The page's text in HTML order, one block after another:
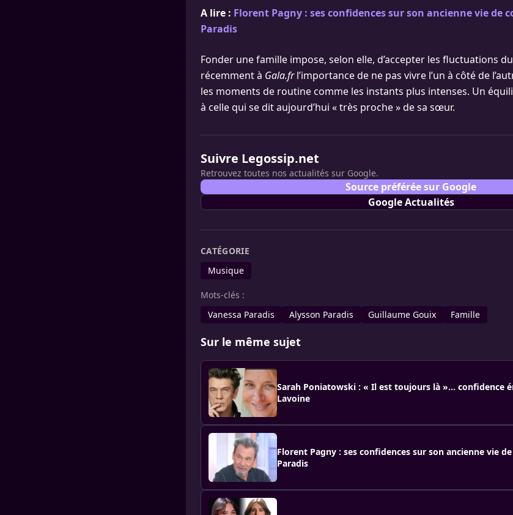
A lire : Florent Pagny : ses confidences sur son ancienne vie de
Paradis
Fonder une famille impose, selon elle, d’accepter les fluctuations
récemment à Gala.frl’importance de ne pas vivre l’un à côté de
les moments de routine comme les instants plus intenses. Un
à celle qui se dit aujourd’hui « très proche » de sa sœur.
Suivre Legossip.net
Retrouvez toutes nos actualités sur Google.
Source préférée sur Google
Google Actualités
CATÉGORIE
Musique
Mots-clés :
Vanessa Paradis
Alysson Paradis Guillaume Gouix Famille
Sur le même sujet
Sarah Poniatowski : « Il est toujours là »… confidence
Lavoine
Florent Pagny : ses confidences sur son ancienne vie
Paradis